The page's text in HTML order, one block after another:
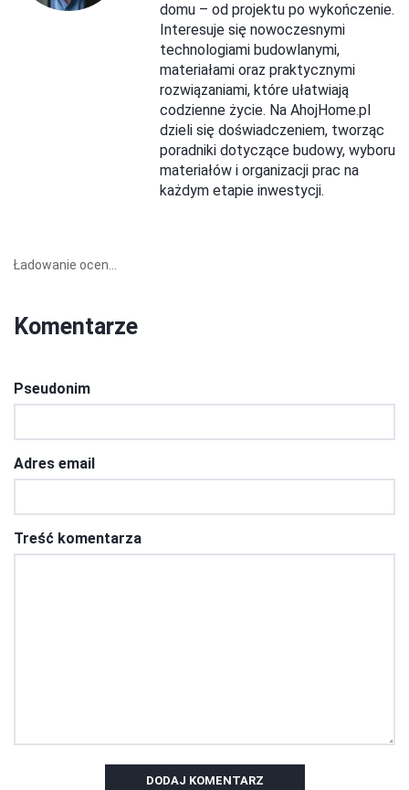
domu – od projektu po wykończenie.
Interesuje się nowoczesnymi
technologiami budowlanymi,
materiałami oraz praktycznymi
rozwiązaniami, które ułatwiają
codzienne życie. Na AhojHome.pl
dzieli się doświadczeniem, tworząc
poradniki dotyczące budowy, wyboru
materiałów i organizacji prac na
każdym etapie inwestycji.
Ładowanie ocen...
Komentarze
Pseudonim
Adres email
Treść komentarza
DODAJ KOMENTARZ